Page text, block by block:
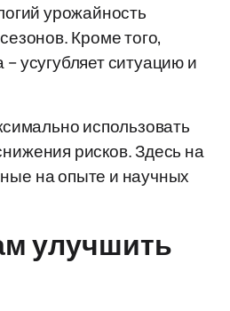
урожайность
Кроме того,
усугубляет ситуацию и
использовать
рисков. Здесь на
на опыте и научных
улучшить